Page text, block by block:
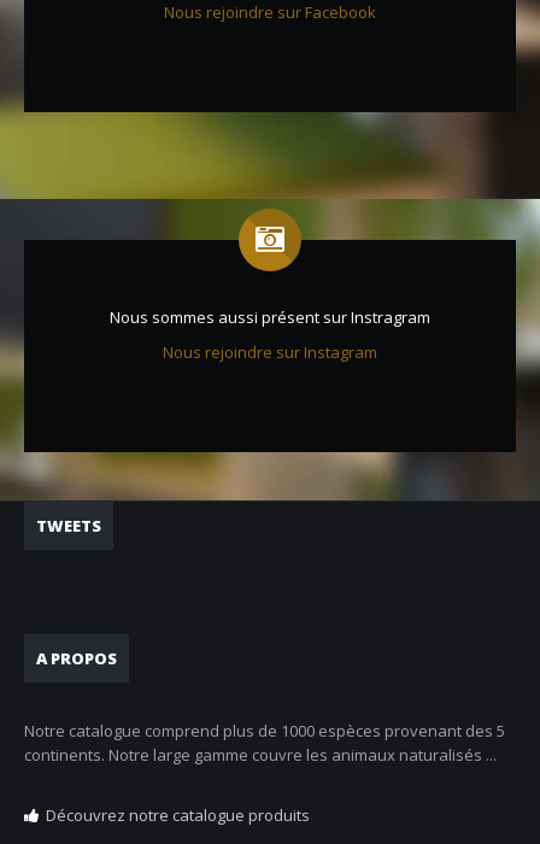
Nous rejoindre sur Facebook
Nous sommes aussi présent sur Instragram
Nous rejoindre sur Instagram
TWEETS
A PROPOS
Notre catalogue comprend plus de 1000 espèces provenant des 5
continents. Notre large gamme couvre les animaux naturalisés ...
Découvrez notre catalogue produits